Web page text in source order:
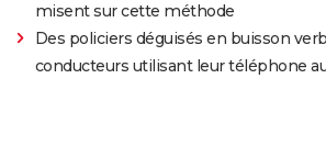
misent sur cette méthode
Des policiers déguisés en buisson
conducteurs utilisant leur téléphone